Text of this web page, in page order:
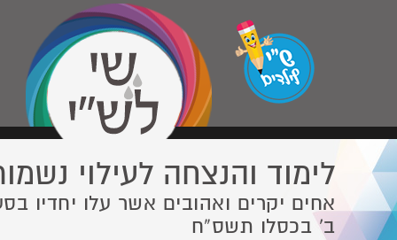
לימוד והנצחה לעילוי
אחים יקרים ואהובים אשר עלו יחדיו
ב' בכסלו תשס”ח